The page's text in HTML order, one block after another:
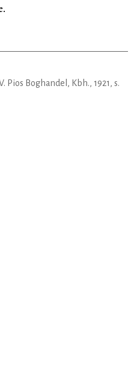
Pios Boghandel, Kbh., 1921, s.